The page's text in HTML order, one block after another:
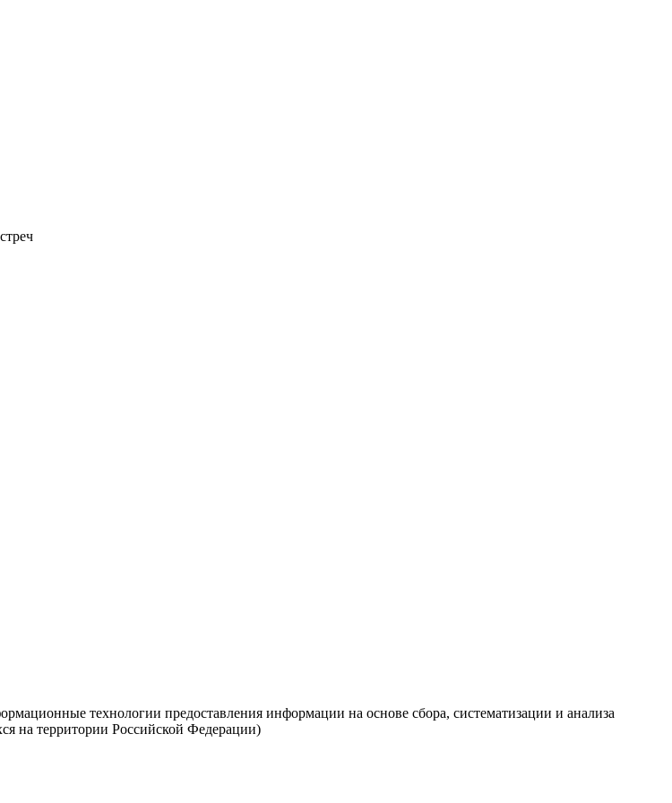
технологии предоставления информации на основе сбора, систематизации и анализа
на территории Российской Федерации)